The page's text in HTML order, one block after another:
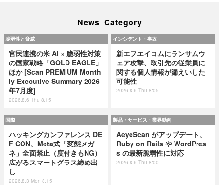
News Category
脆弱性と脅威
官民連携の米 AI × 脆弱性対策
の国家戦略「GOLD EAGLE」
ほか [Scan PREMIUM Month
ly Executive Summary 2026
年7月度]
2026.8.6 Thu 8:15
インシデント・事故
新エフエイコムにランサムウ
ェア攻撃、取引先の従業員に
関する個人情報が漏えいした
可能性
2026.8.6 Thu 8:05
国際
ハッキングカンファレンス DE
F CON、Meta式「変態メガ
ネ」全面禁止（度付きもNG）
広がるスマートグラス締め出
し
2026.8.3 Mon 8:15
製品・サービス・業界動向
AeyeScan がアップデート、
Ruby on Rails や WordPres
s の最新脆弱性に対応
2026.8.6 Thu 8:00